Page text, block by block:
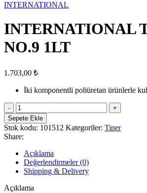
INTERNATIONAL
INTERNATIONAL
NO.9 1LT
1.703,00 ₺
İki komponentli poliüretan ürünlerle
INTERNATIONAL
THINNER
NO.9
1LT
adet
Sepete Ekle
Stok kodu: 101512 Kategoriler: Tiner
Share:
Açıklama
Değerlendirmeler (0)
Shipping & Delivery
Açıklama